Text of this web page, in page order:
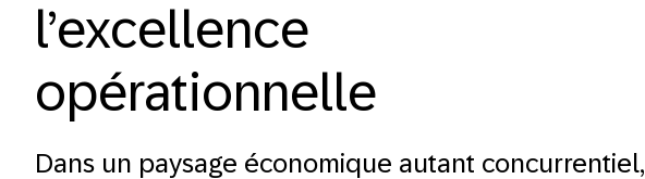
l’excellence
opérationnelle
Dans un paysage économique autant concurrentiel,